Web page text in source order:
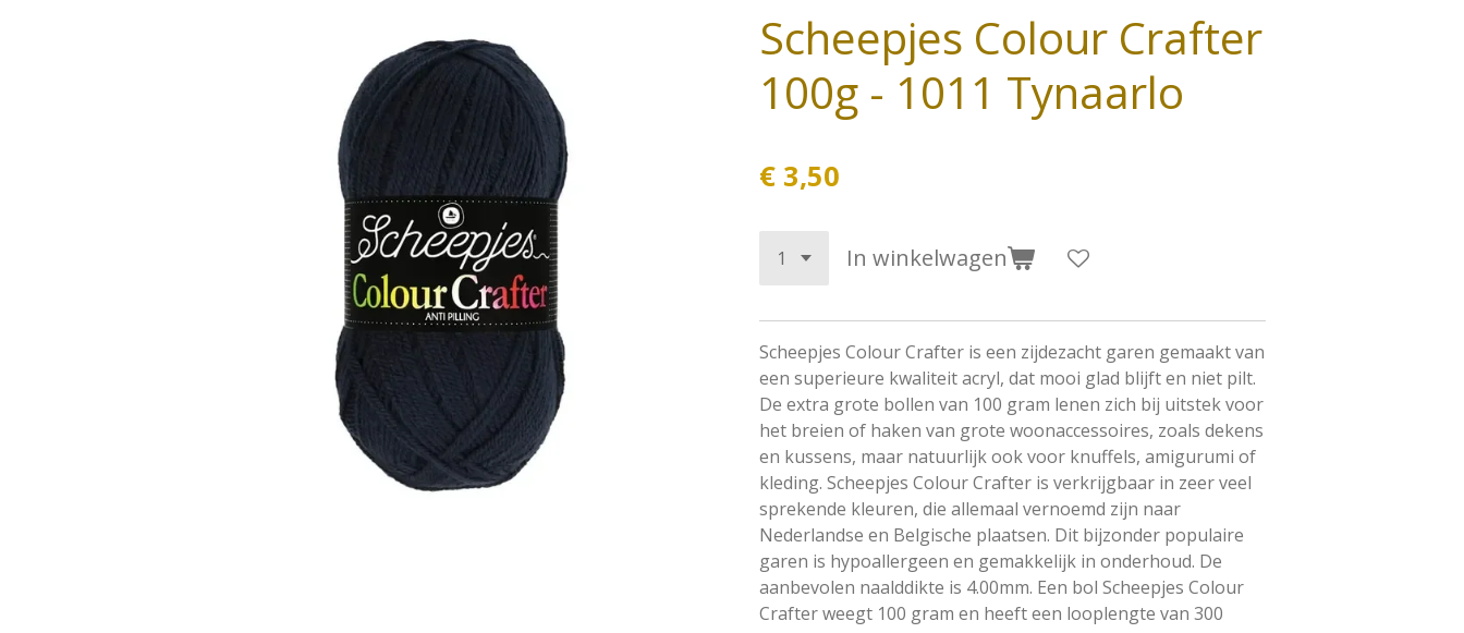
Scheepjes Colour Crafter
100g - 1011 Tynaarlo
€ 3,50
In winkelwagen
Scheepjes Colour Crafter is een zijdezacht garen gemaakt van
een superieure kwaliteit acryl, dat mooi glad blijft en niet pilt.
De extra grote bollen van 100 gram lenen zich bij uitstek voor
het breien of haken van grote woonaccessoires, zoals dekens
en kussens, maar natuurlijk ook voor knuffels, amigurumi of
kleding. Scheepjes Colour Crafter is verkrijgbaar in zeer veel
sprekende kleuren, die allemaal vernoemd zijn naar
Nederlandse en Belgische plaatsen. Dit bijzonder populaire
garen is hypoallergeen en gemakkelijk in onderhoud. De
aanbevolen naalddikte is 4.00mm. Een bol Scheepjes Colour
Crafter weegt 100 gram en heeft een looplengte van 300